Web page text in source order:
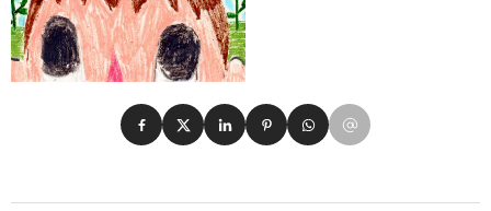
Condividi su Facebook
Condividi su X
Condividi su LinkedIn
Condividi su Pinterest
Condividi su WhatsApp
Condividi su Email